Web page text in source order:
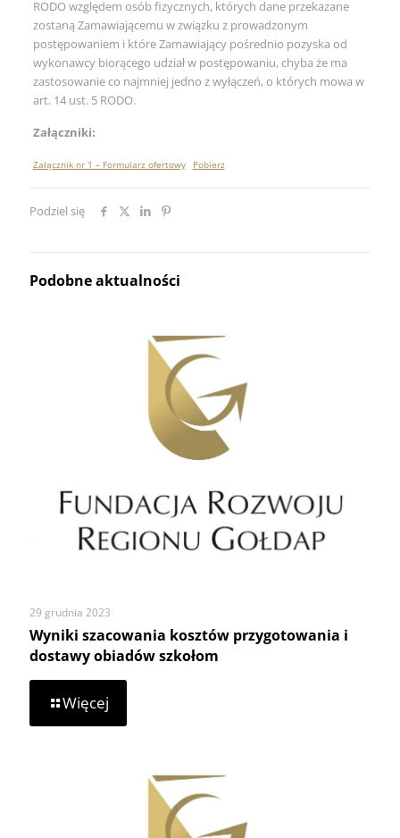
RODO względem osób fizycznych, których dane przekazane
zostaną Zamawiającemu w związku z prowadzonym
postępowaniem i które Zamawiający pośrednio pozyska od
wykonawcy biorącego udział w postępowaniu, chyba że ma
zastosowanie co najmniej jedno z wyłączeń, o których mowa w
art. 14 ust. 5 RODO.
Załączniki:
Załącznik nr 1 – Formularz ofertowy Pobierz
Podziel się
Podobne aktualności
29 grudnia 2023
Wyniki szacowania kosztów przygotowania i
dostawy obiadów szkołom
Więcej
Wyniki
przygotowania
dostawy
obiadów